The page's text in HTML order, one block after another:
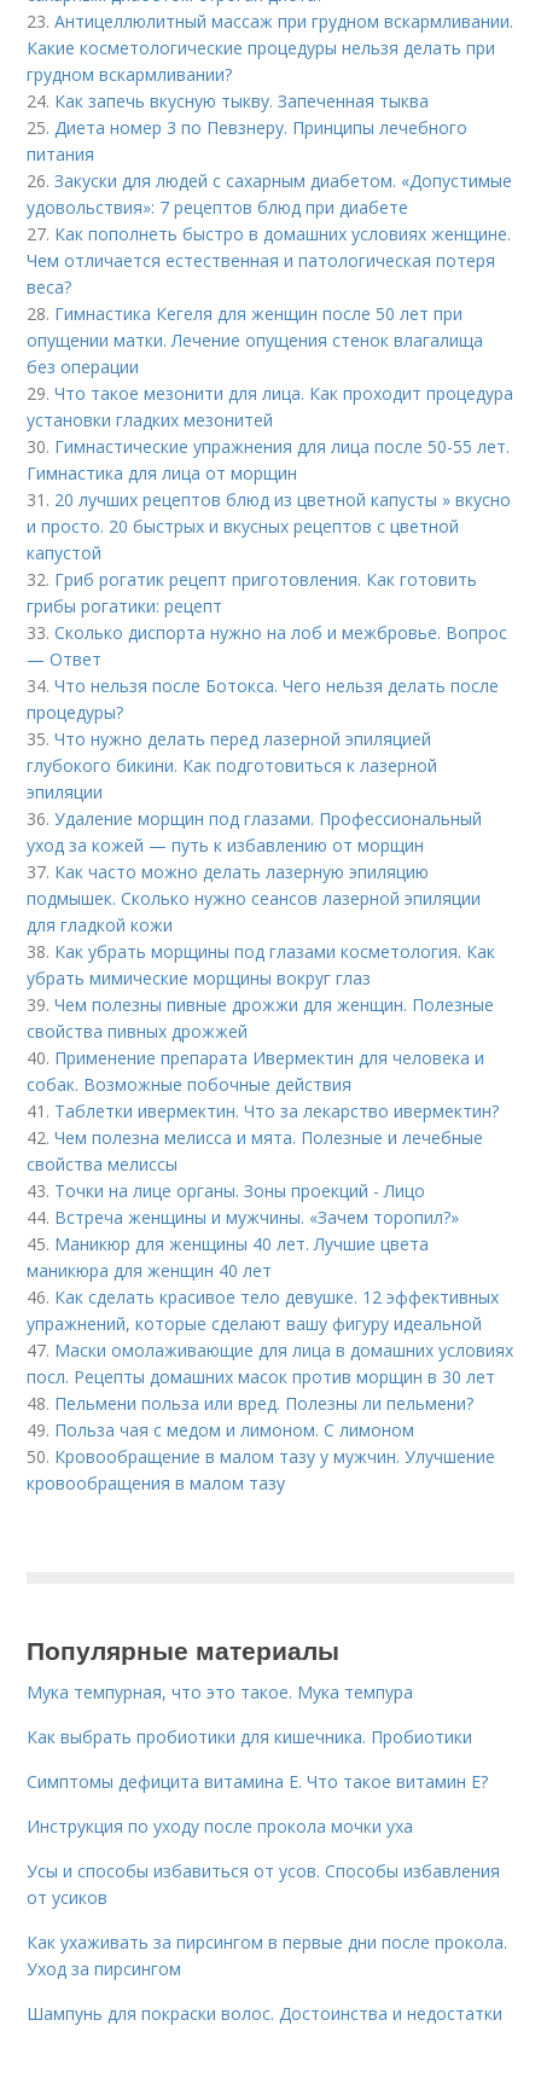
23.Антицеллюлитный массаж при грудном вскармливании.
Какие косметологические процедуры нельзя делать при
грудном вскармливании?
24. Как запечь вкусную тыкву. Запеченная тыква
25.Диета номер 3 по Певзнеру. Принципы лечебного
питания
26.Закуски для людей с сахарным диабетом. «Допустимые
удовольствия»: 7 рецептов блюд при диабете
27. Как пополнеть быстро в домашних условиях женщине.
Чем отличается естественная и патологическая потеря
веса?
28. Гимнастика Кегеля для женщин после 50 лет при
опущении матки. Лечение опущения стенок влагалища
без операции
29.Что такое мезонити для лица. Как проходит процедура
установки гладких мезонитей
30. Гимнастические упражнения для лица после 50-55 лет.
Гимнастика для лица от морщин
31. 20 лучших рецептов блюд из цветной капусты » вкусно
и просто. 20 быстрых и вкусных рецептов с цветной
капустой
32. Гриб рогатик рецепт приготовления. Как готовить
грибы рогатики: рецепт
33.Сколько диспорта нужно на лоб и межбровье. Вопрос
— Ответ
34.Что нельзя после Ботокса. Чего нельзя делать после
процедуры?
35.Что нужно делать перед лазерной эпиляцией
глубокого бикини. Как подготовиться к лазерной
эпиляции
36.Удаление морщин под глазами. Профессиональный
уход за кожей — путь к избавлению от морщин
37. Как часто можно делать лазерную эпиляцию
подмышек. Сколько нужно сеансов лазерной эпиляции
для гладкой кожи
38. Как убрать морщины под глазами косметология. Как
убрать мимические морщины вокруг глаз
39.Чем полезны пивные дрожжи для женщин. Полезные
свойства пивных дрожжей
40. Применение препарата Ивермектин для человека и
собак. Возможные побочные действия
41. Таблетки ивермектин. Что за лекарство ивермектин?
42.Чем полезна мелисса и мята. Полезные и лечебные
свойства мелиссы
43. Точки на лице органы. Зоны проекций - Лицо
44. Встреча женщины и мужчины. «Зачем торопил?»
45. Маникюр для женщины 40 лет. Лучшие цвета
маникюра для женщин 40 лет
46. Как сделать красивое тело девушке. 12 эффективных
упражнений, которые сделают вашу фигуру идеальной
47. Маски омолаживающие для лица в домашних условиях
посл. Рецепты домашних масок против морщин в 30 лет
48. Пельмени польза или вред. Полезны ли пельмени?
49. Польза чая с медом и лимоном. С лимоном
50. Кровообращение в малом тазу у мужчин. Улучшение
кровообращения в малом тазу
Популярные материалы
Мука темпурная, что это такое. Мука темпура
Как выбрать пробиотики для кишечника. Пробиотики
Симптомы дефицита витамина E. Что такое витамин Е?
Инструкция по уходу после прокола мочки уха
Усы и способы избавиться от усов. Способы избавления
от усиков
Как ухаживать за пирсингом в первые дни после прокола.
Уход за пирсингом
Шампунь для покраски волос. Достоинства и недостатки